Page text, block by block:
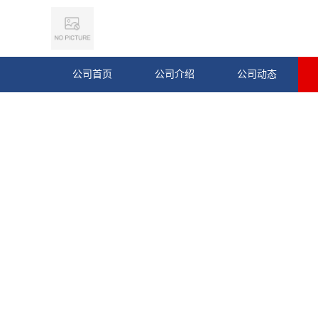
公司首页 公司介绍 公司动态